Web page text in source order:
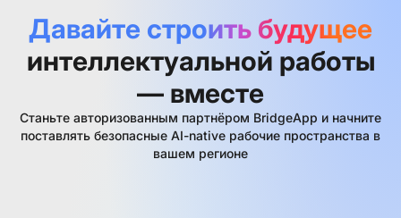
Давайте строить будущее
интеллектуальной работы
— вместе
Станьте авторизованным партнёром BridgeApp и начните
поставлять безопасные AI-native рабочие пространства в
вашем регионе